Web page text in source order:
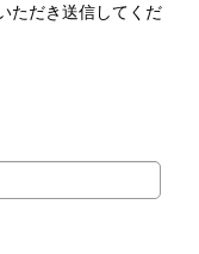
ただき送信してくだ